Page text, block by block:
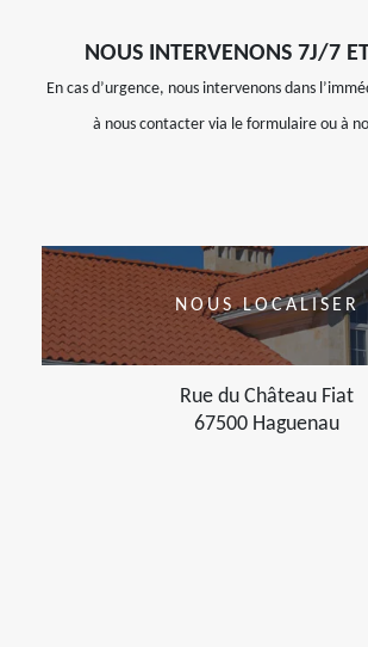
NOUS INTERVENONS 7J/7
En cas d’urgence, nous intervenons dans
à nous contacter via le formulaire ou à
NOUS LOCALISER
Rue du Château Fiat
67500 Haguenau